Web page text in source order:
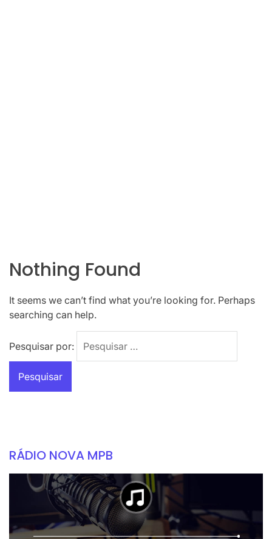
Nothing Found
It seems we can’t find what you’re looking for. Perhaps
searching can help.
Pesquisar por:
RÁDIO NOVA MPB